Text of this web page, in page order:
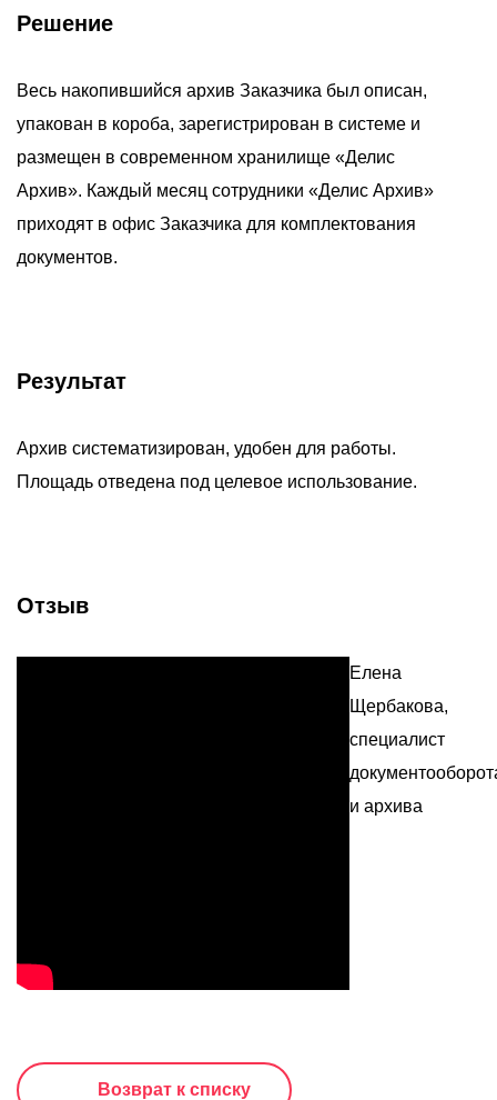
Решение
Весь накопившийся архив Заказчика был описан,
упакован в короба, зарегистрирован в системе и
размещен в современном хранилище «Делис
Архив». Каждый месяц сотрудники «Делис Архив»
приходят в офис Заказчика для комплектования
документов.
Результат
Архив систематизирован, удобен для работы.
Площадь отведена под целевое использование.
Отзыв
Елена
Щербакова,
специалист
и архива
Возврат к списку